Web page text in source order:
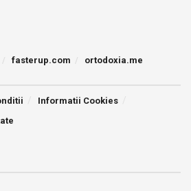
fasterup.com ortodoxia.me
Informatii Cookies